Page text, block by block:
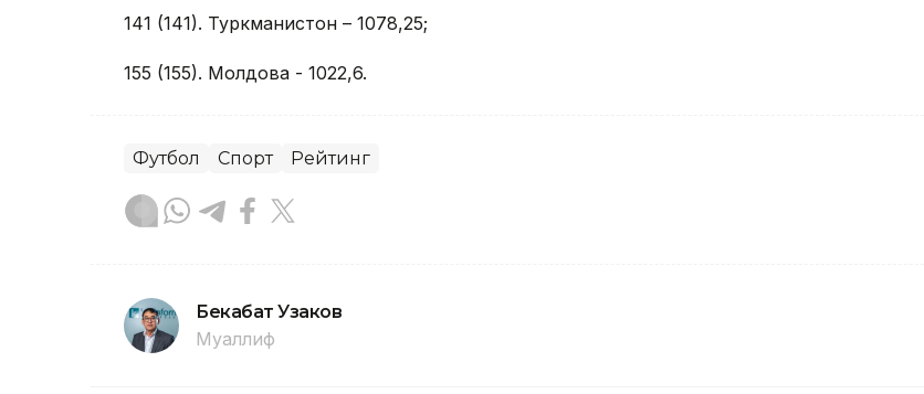
141 (141). Туркманистон – 1078,25;
155 (155). Молдова - 1022,6.
Футбол Спорт Рейтинг
Бекабат Узаков
Муаллиф